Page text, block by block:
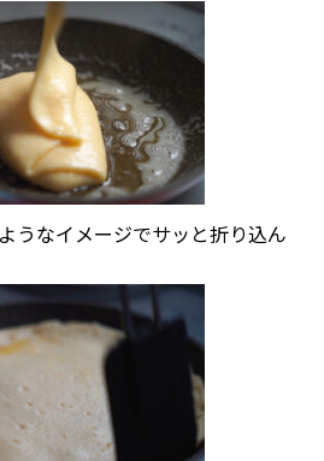
うなイメージでサッと折り込ん